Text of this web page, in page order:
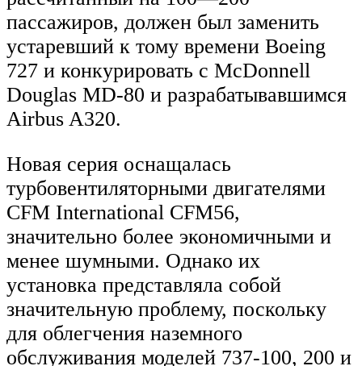
пассажиров, должен был заменить
устаревший к тому времени Boeing
727 и конкурировать с McDonnell
Douglas MD-80 и разрабатывавшимся
Airbus A320.
Новая серия оснащалась
турбовентиляторными двигателями
CFM International CFM56,
значительно более экономичными и
менее шумными. Однако их
установка представляла собой
значительную проблему, поскольку
для облегчения наземного
обслуживания моделей 737-100, 200 и